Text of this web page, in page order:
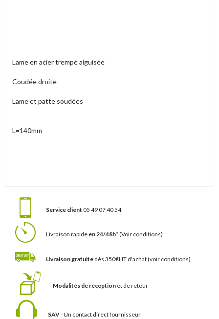
Lame en acier trempé aiguisée
Coudée droite
Lame et patte soudées
L=140mm
Service client 05 49 07 40 54
Livraison rapide en 24/48h*(Voir conditions)
Livraison gratuite dès 350€HT d'achat(voir conditions)
Modalités de réception et de retour
SAV- Un contact direct fournisseur